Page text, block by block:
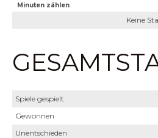
Minuten zählen
Keine
Spiele gespielt
Gewonnen
Unentschieden